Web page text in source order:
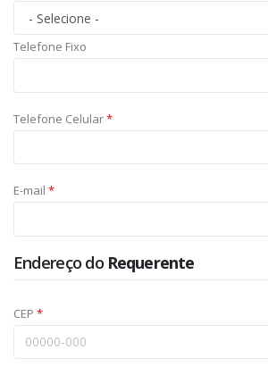
Telefone Fixo
Telefone Celular*
E-mail *
Endereço do Requerente
CEP *